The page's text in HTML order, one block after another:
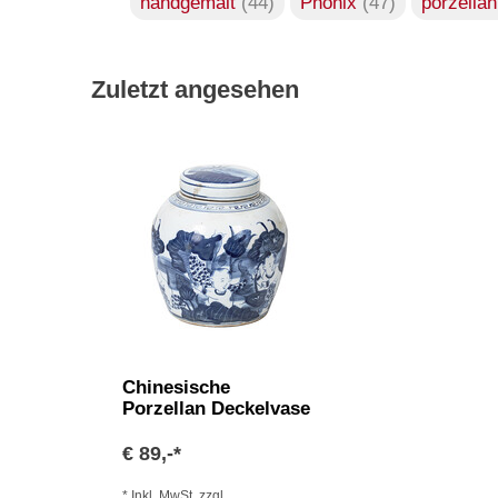
Zuletzt angesehen
Chinesische
Porzellan Deckelvase
€ 89,-*